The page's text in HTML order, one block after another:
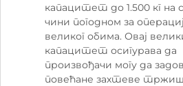
капацитет до 1.500 кг на
чини погодном за
великог обима. Овај
капацитет осигурава да
произвођачи могу да
повећане захтеве